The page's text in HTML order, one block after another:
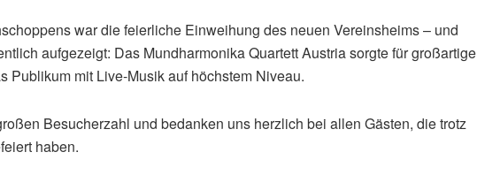
war die feierliche Einweihung des neuen Vereinsheims – und
aufgezeigt: Das Mundharmonika Quartett Austria sorgte für großartige
Publikum mit Live-Musik auf höchstem Niveau.
Besucherzahl und bedanken uns herzlich bei allen Gästen, die trotz
haben.